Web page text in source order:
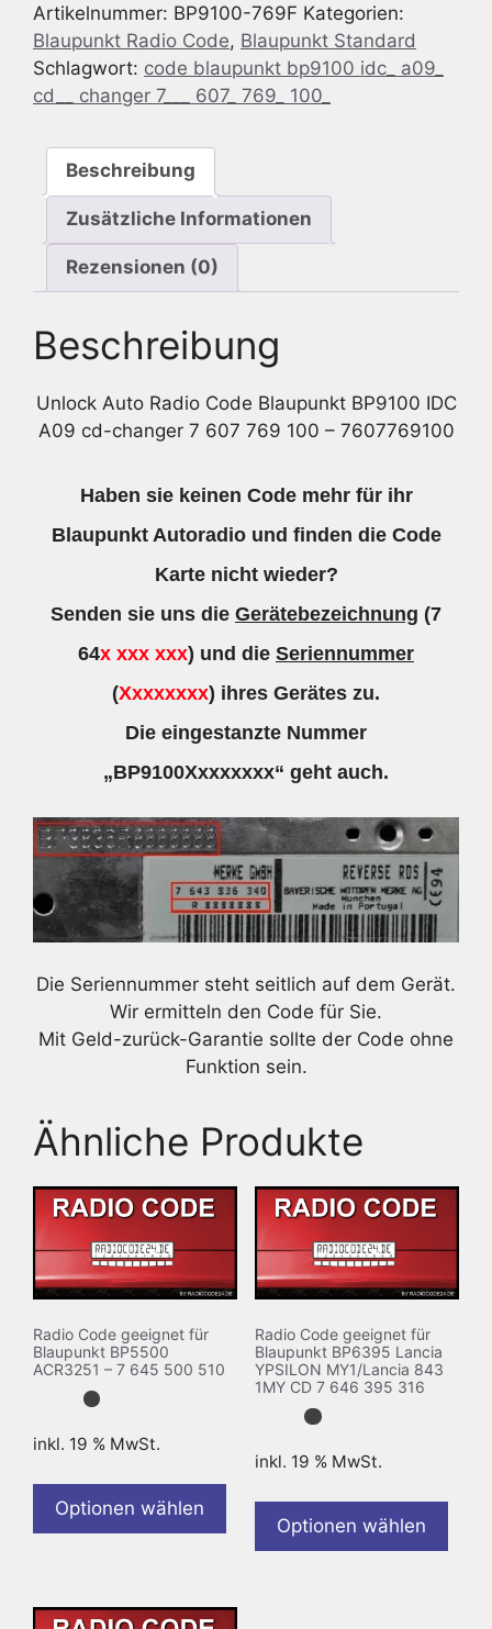
Blaupunkt
BP9100
IDC
A09
changer
-
Menge
Artikelnummer: BP9100-769F Kategorien:
Blaupunkt Radio Code, Blaupunkt Standard
Schlagwort: code blaupunkt bp9100 idc_ a09_
cd__ changer 7___ 607_ 769_ 100_
Beschreibung
Zusätzliche Informationen
Rezensionen (0)
Beschreibung
Unlock Auto Radio Code Blaupunkt BP9100 IDC
A09 cd-changer 7 607 769 100 – 7607769100
Haben sie keinen Code mehr für ihr
Blaupunkt Autoradio und finden die Code
Karte nicht wieder?
Senden sie uns die Gerätebezeichnung (7
64x xxx xxx) und die Seriennummer
(Xxxxxxxx) ihres Gerätes zu.
Die eingestanzte Nummer
„BP9100Xxxxxxxx“ geht auch.
Die Seriennummer steht seitlich auf dem Gerät.
Wir ermitteln den Code für Sie.
Mit Geld-zurück-Garantie sollte der Code ohne
Funktion sein.
Ähnliche Produkte
Radio Code geeignet für
Blaupunkt BP5500
ACR3251 – 7 645 500 510
inkl. 19 % MwSt.
Optionen wählen
Radio Code geeignet für
Blaupunkt BP6395 Lancia
YPSILON MY1/Lancia 843
1MY CD 7 646 395 316
inkl. 19 % MwSt.
Optionen wählen